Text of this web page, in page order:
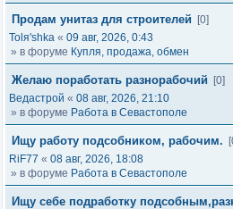
Продам унитаз для строителей
[0]
Tolя'shka « 09 авг, 2026, 0:43
» в форуме Купля, продажа, обмен
Желаю поработать разнорабочий
[0]
Ведастрой « 08 авг, 2026, 21:10
» в форуме Работа в Севастополе
Ищу работу подсобником, рабочим.
RiF77 « 08 авг, 2026, 18:08
» в форуме Работа в Севастополе
Ищу себе подработку